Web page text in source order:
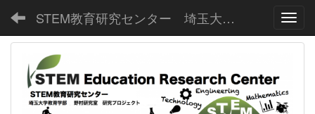
STEM教育研究センター 埼玉大学教育学部野村研究室